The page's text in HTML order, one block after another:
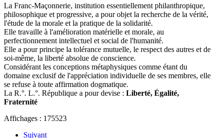
La Franc-Maçonnerie, institution essentiellement philanthropique,
philosophique et progressive, a pour objet la recherche de la vérité,
l'étude de la morale et la pratique de la solidarité.
Elle travaille à l'amélioration matérielle et morale, au
perfectionnement intellectuel et social de l'humanité.
Elle a pour principe la tolérance mutuelle, le respect des autres et de
soi-même, la liberté absolue de conscience.
Considérant les conceptions métaphysiques comme étant du
domaine exclusif de l'appréciation individuelle de ses membres, elle
se refuse à toute affirmation dogmatique.
La R.°. L.°. République a pour devise : Liberté, Égalité,
Fraternité
Affichages : 175523
Suivant